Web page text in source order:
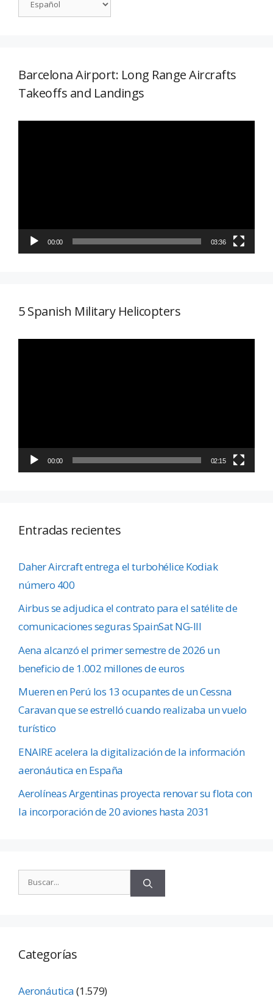
Barcelona Airport: Long Range Aircrafts
Takeoffs and Landings
00:00 03:36
5 Spanish Military Helicopters
00:00 02:15
Entradas recientes
Daher Aircraft entrega el turbohélice Kodiak
número 400
Airbus se adjudica el contrato para el satélite de
comunicaciones seguras SpainSat NG-III
Aena alcanzó el primer semestre de 2026 un
beneficio de 1.002 millones de euros
Mueren en Perú los 13 ocupantes de un Cessna
Caravan que se estrelló cuando realizaba un vuelo
turístico
ENAIRE acelera la digitalización de la información
aeronáutica en España
Aerolíneas Argentinas proyecta renovar su flota con
la incorporación de 20 aviones hasta 2031
Categorías
Aeronáutica(1.579)